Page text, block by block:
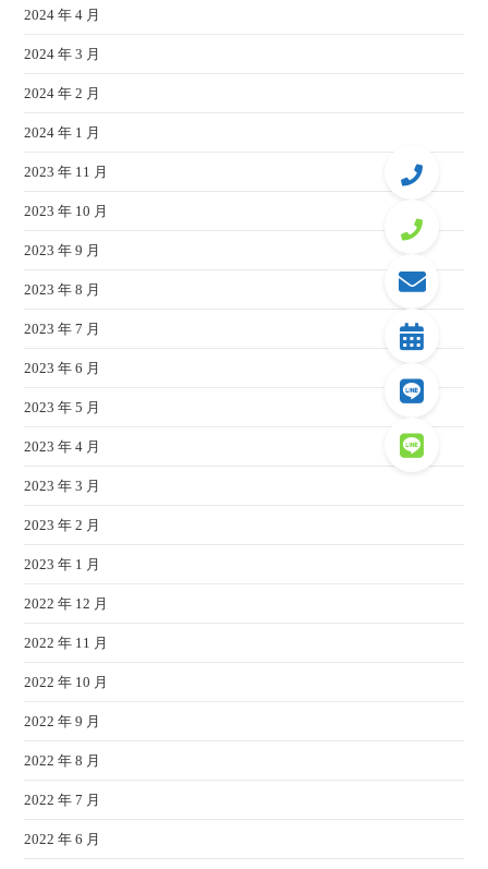
2024 年 4 月
2024 年 3 月
2024 年 2 月
2024 年 1 月
2023 年 11 月
2023 年 10 月
2023 年 9 月
2023 年 8 月
2023 年 7 月
2023 年 6 月
2023 年 5 月
2023 年 4 月
2023 年 3 月
2023 年 2 月
2023 年 1 月
2022 年 12 月
2022 年 11 月
2022 年 10 月
2022 年 9 月
2022 年 8 月
2022 年 7 月
2022 年 6 月